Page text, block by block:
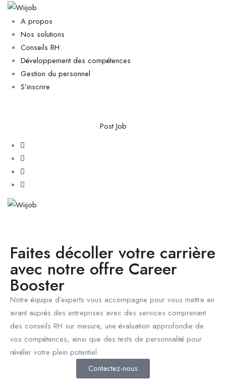
A propos
Nos solutions
Conseils RH
Développement des compétences
Gestion du personnel
S’inscrire
Post Job
Faites décoller votre carrière
avec notre offre Career
Booster
Notre équipe d’experts vous accompagne pour vous mettre en
avant auprès des entreprises avec des services comprenant
des conseils RH sur mesure, une évaluation approfondie de
vos compétences, ainsi que des tests de personnalité pour
révéler votre plein potentiel.
Contactez-nous